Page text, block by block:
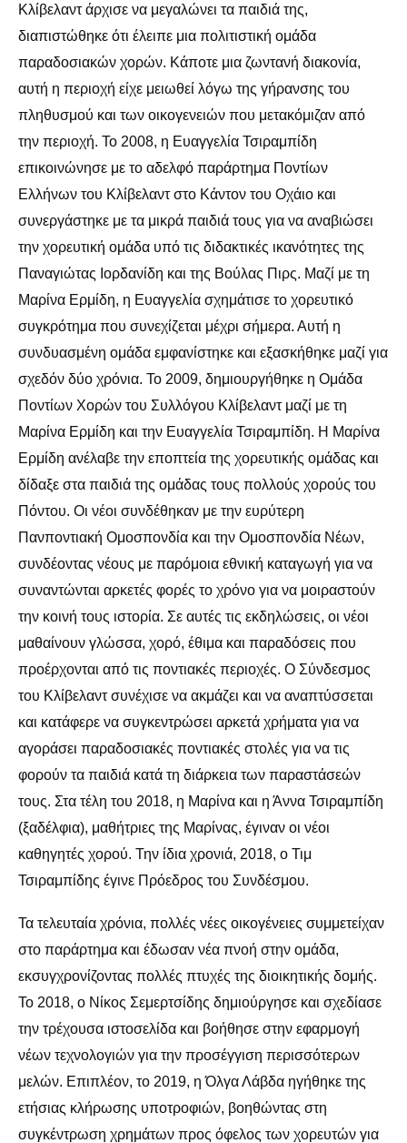
Κλίβελαντ άρχισε να μεγαλώνει τα παιδιά της,
διαπιστώθηκε ότι έλειπε μια πολιτιστική ομάδα
παραδοσιακών χορών. Κάποτε μια ζωντανή διακονία,
αυτή η περιοχή είχε μειωθεί λόγω της γήρανσης του
πληθυσμού και των οικογενειών που μετακόμιζαν από
την περιοχή. Το 2008, η Ευαγγελία Τσιραμπίδη
επικοινώνησε με το αδελφό παράρτημα Ποντίων
Ελλήνων του Κλίβελαντ στο Κάντον του Οχάιο και
συνεργάστηκε με τα μικρά παιδιά τους για να αναβιώσει
την χορευτική ομάδα υπό τις διδακτικές ικανότητες της
Παναγιώτας Ιορδανίδη και της Βούλας Πιρς. Μαζί με τη
Μαρίνα Ερμίδη, η Ευαγγελία σχημάτισε το χορευτικό
συγκρότημα που συνεχίζεται μέχρι σήμερα. Αυτή η
συνδυασμένη ομάδα εμφανίστηκε και εξασκήθηκε μαζί για
σχεδόν δύο χρόνια. Το 2009, δημιουργήθηκε η Ομάδα
Ποντίων Χορών του Συλλόγου Κλίβελαντ μαζί με τη
Μαρίνα Ερμίδη και την Ευαγγελία Τσιραμπίδη. Η Μαρίνα
Ερμίδη ανέλαβε την εποπτεία της χορευτικής ομάδας και
δίδαξε στα παιδιά της ομάδας τους πολλούς χορούς του
Πόντου. Οι νέοι συνδέθηκαν με την ευρύτερη
Πανποντιακή Ομοσπονδία και την Ομοσπονδία Νέων,
συνδέοντας νέους με παρόμοια εθνική καταγωγή για να
συναντώνται αρκετές φορές το χρόνο για να μοιραστούν
την κοινή τους ιστορία. Σε αυτές τις εκδηλώσεις, οι νέοι
μαθαίνουν γλώσσα, χορό, έθιμα και παραδόσεις που
προέρχονται από τις ποντιακές περιοχές. Ο Σύνδεσμος
του Κλίβελαντ συνέχισε να ακμάζει και να αναπτύσσεται
και κατάφερε να συγκεντρώσει αρκετά χρήματα για να
αγοράσει παραδοσιακές ποντιακές στολές για να τις
φορούν τα παιδιά κατά τη διάρκεια των παραστάσεών
τους. Στα τέλη του 2018, η Μαρίνα και η Άννα Τσιραμπίδη
(ξαδέλφια), μαθήτριες της Μαρίνας, έγιναν οι νέοι
καθηγητές χορού. Την ίδια χρονιά, 2018, ο Τιμ
Τσιραμπίδης έγινε Πρόεδρος του Συνδέσμου.
Τα τελευταία χρόνια, πολλές νέες οικογένειες συμμετείχαν
στο παράρτημα και έδωσαν νέα πνοή στην ομάδα,
εκσυγχρονίζοντας πολλές πτυχές της διοικητικής δομής.
Το 2018, ο Νίκος Σεμερτσίδης δημιούργησε και σχεδίασε
την τρέχουσα ιστοσελίδα και βοήθησε στην εφαρμογή
νέων τεχνολογιών για την προσέγγιση περισσότερων
μελών. Επιπλέον, το 2019, η Όλγα Λάβδα ηγήθηκε της
ετήσιας κλήρωσης υποτροφιών, βοηθώντας στη
συγκέντρωση χρημάτων προς όφελος των χορευτών για